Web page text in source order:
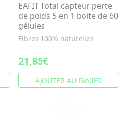
EAFIT Total capteur perte
de poids 5 en 1 boite de 60
gélules
Fibres 100% naturelles
21,85€
AJOUTER AU PANIER